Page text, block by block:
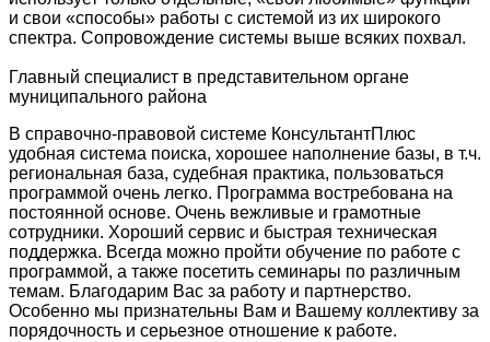
и свои «способы» работы с системой из их широкого
спектра. Сопровождение системы выше всяких похвал.
Главный специалист в представительном органе
муниципального района
В справочно-правовой системе КонсультантПлюс
удобная система поиска, хорошее наполнение базы, в т.ч.
региональная база, судебная практика, пользоваться
программой очень легко. Программа востребована на
постоянной основе. Очень вежливые и грамотные
сотрудники. Хороший сервис и быстрая техническая
поддержка. Всегда можно пройти обучение по работе с
программой, а также посетить семинары по различным
темам. Благодарим Вас за работу и партнерство.
Особенно мы признательны Вам и Вашему коллективу за
порядочность и серьезное отношение к работе.